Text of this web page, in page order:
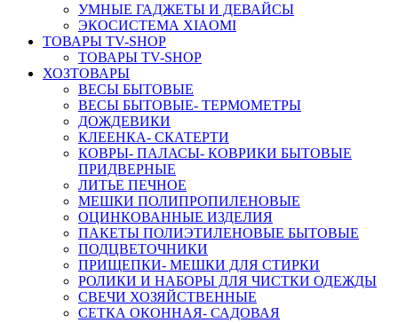
УМНЫЕ ГАДЖЕТЫ И ДЕВАЙСЫ
ЭКОСИСТЕМА XIAOMI
ТОВАРЫ TV-SHOP
ТОВАРЫ TV-SHOP
ХОЗТОВАРЫ
ВЕСЫ БЫТОВЫЕ
ВЕСЫ БЫТОВЫЕ- ТЕРМОМЕТРЫ
ДОЖДЕВИКИ
КЛЕЕНКА- СКАТЕРТИ
КОВРЫ- ПАЛАСЫ- КОВРИКИ БЫТОВЫЕ
ПРИДВЕРНЫЕ
ЛИТЬЕ ПЕЧНОЕ
МЕШКИ ПОЛИПРОПИЛЕНОВЫЕ
ОЦИНКОВАННЫЕ ИЗДЕЛИЯ
ПАКЕТЫ ПОЛИЭТИЛЕНОВЫЕ БЫТОВЫЕ
ПОДЦВЕТОЧНИКИ
ПРИЩЕПКИ- МЕШКИ ДЛЯ СТИРКИ
РОЛИКИ И НАБОРЫ ДЛЯ ЧИСТКИ ОДЕЖДЫ
СВЕЧИ ХОЗЯЙСТВЕННЫЕ
СЕТКА ОКОННАЯ- САДОВАЯ